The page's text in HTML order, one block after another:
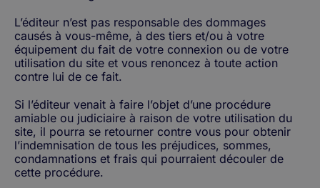
L’éditeur n’est pas responsable des dommages
causés à vous-même, à des tiers et/ou à votre
équipement du fait de votre connexion ou de votre
utilisation du site et vous renoncez à toute action
contre lui de ce fait.
Si l’éditeur venait à faire l’objet d’une procédure
amiable ou judiciaire à raison de votre utilisation du
site, il pourra se retourner contre vous pour obtenir
l’indemnisation de tous les préjudices, sommes,
condamnations et frais qui pourraient découler de
cette procédure.